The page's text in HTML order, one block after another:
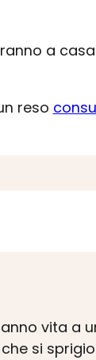
a
reso
vita a
si